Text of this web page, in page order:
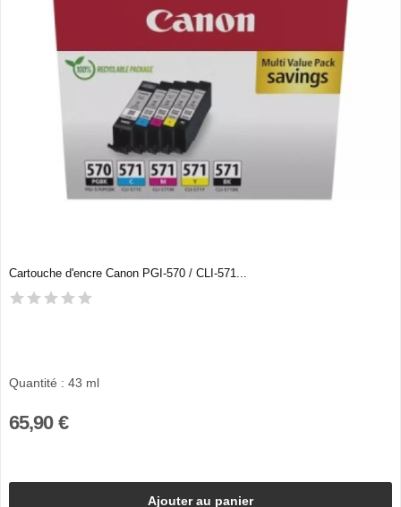
Cartouche d'encre Canon PGI-570 / CLI-571...
Quantité : 43 ml
65,90 €
Ajouter au panier